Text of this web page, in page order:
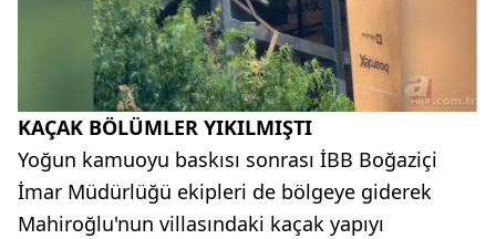
KAÇAK BÖLÜMLER YIKILMIŞTI
Yoğun kamuoyu baskısı sonrası İBB Boğaziçi
İmar Müdürlüğü ekipleri de bölgeye giderek
Mahiroğlu'nun villasındaki kaçak yapıyı